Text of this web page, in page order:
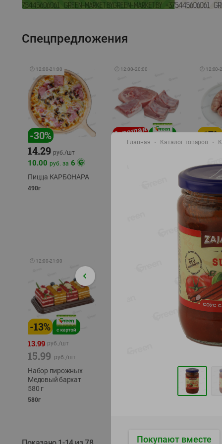
Спецпредложения
🕘 12:00-21:00
-30%
14.29 руб./шт
10.00 руб. за 6
Пицца КАРБОНАРА
490г
🕘 12:00-20:00 🕘 12:00-
-17%
11.99
охлажд
🕘 12:00-21:00
-13%
13.99 руб./шт
15.99 руб./шт
Набор пирожных
Медовый бархат
580 г
580г
%
4.99
230г
Главная Каталог товаров
Покупают вместе